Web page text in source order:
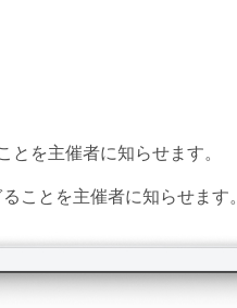
を主催者に知らせます。
ことを主催者に知らせます。